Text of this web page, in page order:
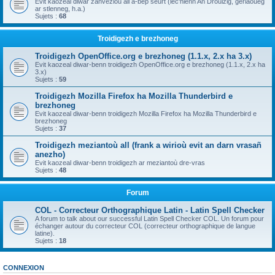
ar stlenneg, h.a.)
Sujets : 68
Troidigezh e brezhoneg
Troidigezh OpenOffice.org e brezhoneg (1.1.x, 2.x ha 3.x)
Evit kaozeal diwar-benn troidigezh OpenOffice.org e brezhoneg (1.1.x, 2.x ha
3.x)
Sujets : 59
Troidigezh Mozilla Firefox ha Mozilla Thunderbird e
brezhoneg
Evit kaozeal diwar-benn troidigezh Mozilla Firefox ha Mozilla Thunderbird e
brezhoneg
Sujets : 37
Troidigezh meziantoù all (frank a wirioù evit an darn vrasañ
anezho)
Evit kaozeal diwar-benn troidigezh ar meziantoù dre-vras
Sujets : 48
Forum
COL - Correcteur Orthographique Latin - Latin Spell Checker
A forum to talk about our successful Latin Spell Checker COL. Un forum pour
échanger autour du correcteur COL (correcteur orthographique de langue
latine).
Sujets : 18
CONNEXION